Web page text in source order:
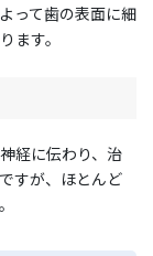
って歯の表面に細
ます。
経に伝わり、治
すが、ほとんど